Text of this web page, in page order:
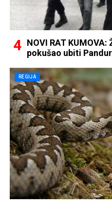
NOVI RAT
pokušao ubiti
REGIJA